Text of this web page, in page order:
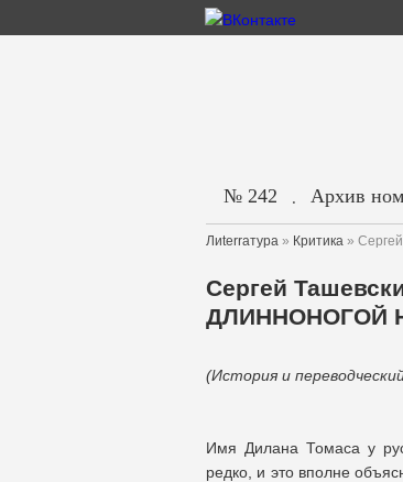
№ 242 . Архив
Лиterraтура » Критика »
Сергей
ДЛИННОНОГОЙ
(История и
Имя Дилана Томаса у
редко, и это вполне